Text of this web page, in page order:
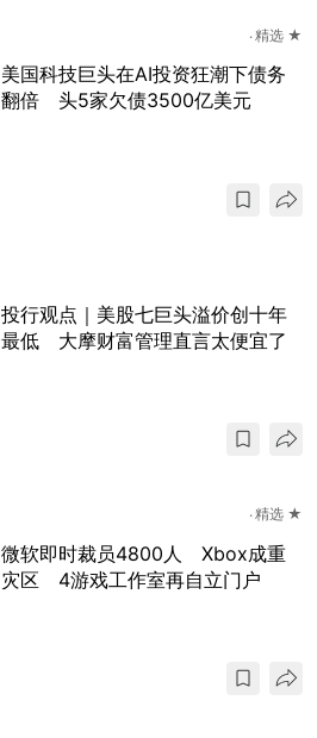
精选 ★
美国科技巨头在AI投资狂潮下债务
翻倍 头5家欠债3500亿美元
投行观点｜美股七巨头溢价创十年
最低 大摩财富管理直言太便宜了
精选 ★
微软即时裁员4800人 Xbox成重
灾区 4游戏工作室再自立门户